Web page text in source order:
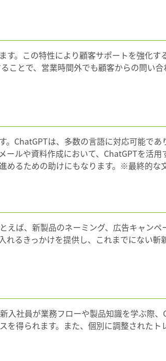
。この特性により顧客サポートを強化す
ことで、営業時間外でも顧客からの問い
ChatGPTは、多数の言語に対応可能であ
ルや資料作成において、ChatGPTを活
るための助けにもなります。※最終的な
ば、新製品のネーミング、広告キャンペ
るきっかけを提供し、これまでにない斬
入社員が業務フローや製品知識を学ぶ際
得られます。また、個別に調整された